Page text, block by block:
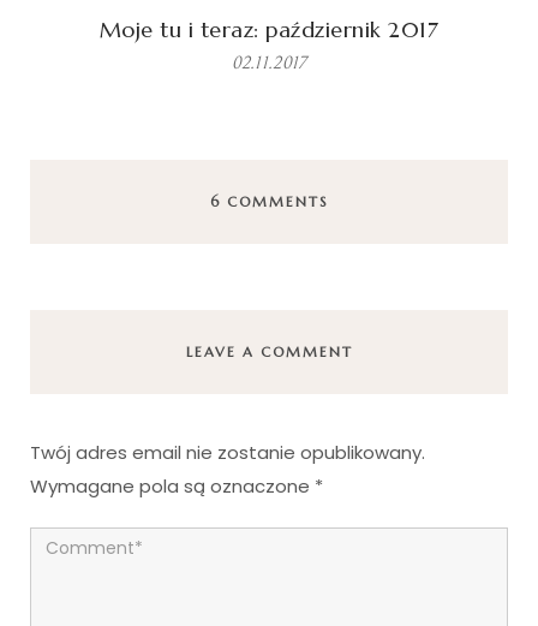
Moje tu i teraz: październik 2017
02.11.2017
6 COMMENTS
LEAVE A COMMENT
Twój adres email nie zostanie opublikowany.
Wymagane pola są oznaczone *